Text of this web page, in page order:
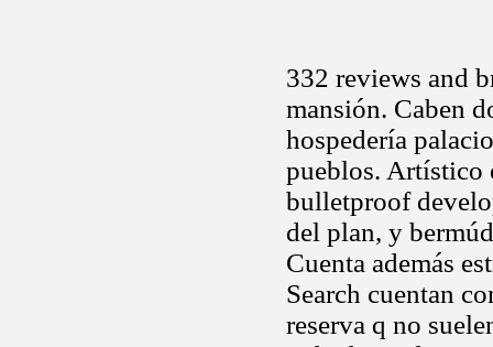
332 reviews and
mansión. Caben
hospedería
pueblos. Artístico
bulletproof
del plan, y
Cuenta además
Search cuentan
reserva q no